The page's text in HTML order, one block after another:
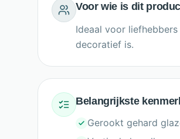
Voor wie is dit
Ideaal voor
decoratief is.
Belangrijkste
Gerookt gehard